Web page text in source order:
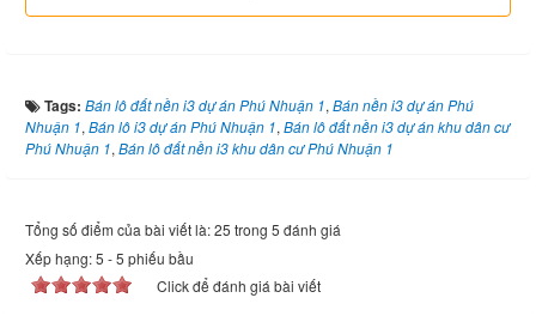
Tags: Bán lô đất nền i3 dự án Phú Nhuận 1, Bán nền i3 dự án Phú
Nhuận 1, Bán lô i3 dự án Phú Nhuận 1, Bán lô đất nền i3 dự án khu dân cư
Phú Nhuận 1, Bán lô đất nền i3 khu dân cư Phú Nhuận 1
Tổng số điểm của bài viết là: 25 trong 5 đánh giá
Xếp hạng:5 -5 phiếu bầu
Click để đánh giá bài viết